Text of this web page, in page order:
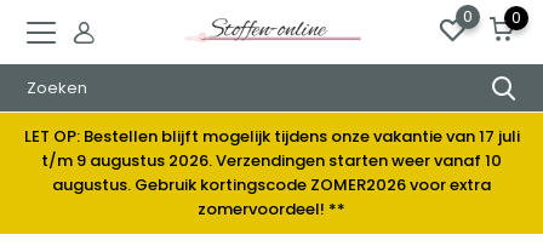
0 0
LET OP: Bestellen blijft mogelijk tijdens onze vakantie van 17 juli
t/m 9 augustus 2026. Verzendingen starten weer vanaf 10
augustus. Gebruik kortingscode ZOMER2026 voor extra
zomervoordeel! **